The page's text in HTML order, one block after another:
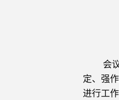
会议
定、强
进行工